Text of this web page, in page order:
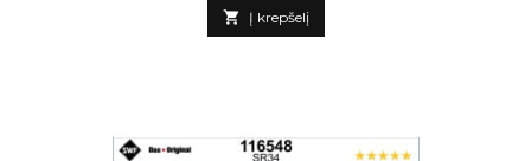
 Į krepšelį